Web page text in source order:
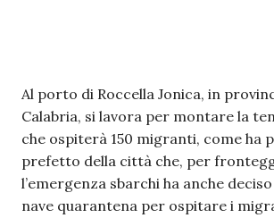
Al porto di Roccella Jonica, in
Calabria, si lavora per montare la
che ospiterà 150 migranti, come ha
prefetto della città che, per
l’emergenza sbarchi ha anche
nave quarantena per ospitare i